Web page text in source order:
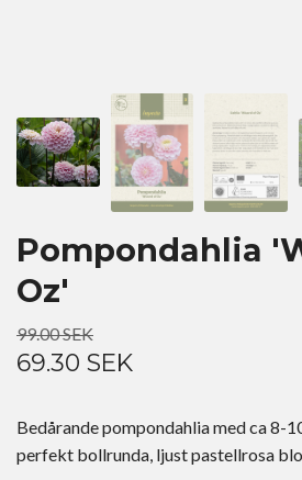
Pompondahlia
Oz'
99.00 SEK
69.30 SEK
Bedårande pompondahlia med ca 8-
perfekt bollrunda, ljust pastellrosa